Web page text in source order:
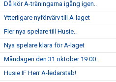
Då kör A-träningarna igång igen..
Ytterligare nyförvärv till A-laget
Fler nya spelare till Husie..
Nya spelare klara för A-laget
Måndagen den 31 oktober 19.00..
Husie IF Herr A-ledarstab!